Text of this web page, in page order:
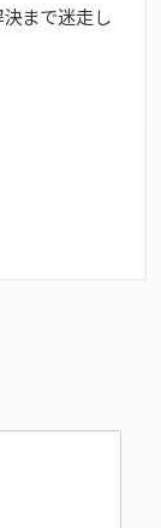
まで迷走し